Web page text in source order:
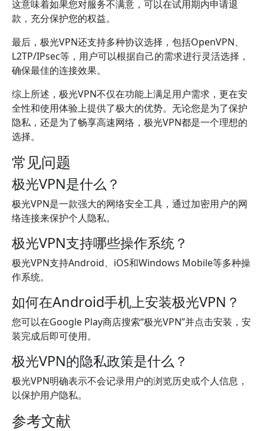
这意味着如果您对服务不满意，可以在试用期内申请退
款，充分保护您的权益。
最后，极光VPN还支持多种协议选择，包括OpenVPN、
L2TP/IPsec等，用户可以根据自己的需求进行灵活选择，
确保最佳的连接效果。
综上所述，极光VPN不仅在功能上满足用户需求，更在安
全性和使用体验上提供了极大的优势。无论您是为了保护
隐私，还是为了畅享高速网络，极光VPN都是一个理想的
选择。
常见问题
极光VPN是什么？
极光VPN是一款强大的网络安全工具，通过加密用户的网
络连接来保护个人隐私。
极光VPN支持哪些操作系统？
极光VPN支持Android、iOS和Windows Mobile等多种操
作系统。
如何在Android手机上安装极光VPN？
您可以在Google Play商店搜索“极光VPN”并点击安装，安
装完成后即可使用。
极光VPN的隐私政策是什么？
极光VPN明确表示不会记录用户的浏览历史或个人信息，
以保护用户隐私。
参考文献